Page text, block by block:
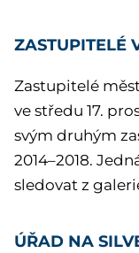
ZASTUPITELÉ
Zastupitelé
ve středu 17.
svým druhým
2014–2018.
sledovat z
ÚŘAD NA